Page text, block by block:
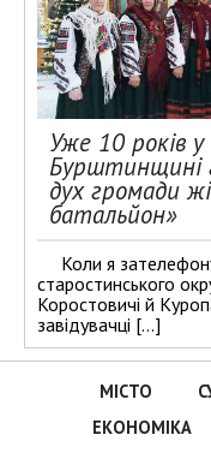
Уже 10 років у
Бурштинщині
дух громади
батальйон»
Коли я
старостинського
Коростовичі й
завідувачці […]
МІСТО
ЕКОНОМІКА